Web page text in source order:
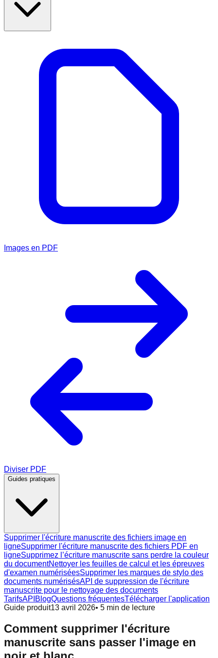
Images en PDF
Diviser PDF
Guides pratiques
Supprimer l'écriture manuscrite des fichiers image en
ligneSupprimer l'écriture manuscrite des fichiers PDF en
ligneSupprimez l’écriture manuscrite sans perdre la couleur
du documentNettoyer les feuilles de calcul et les épreuves
d'examen numériséesSupprimer les marques de stylo des
documents numérisésAPI de suppression de l'écriture
manuscrite pour le nettoyage des documents
TarifsAPI BlogQuestions fréquentesTélécharger l'application
Guide produit13 avril 2026• 5 min de lecture
Comment supprimer l'écriture
manuscrite sans passer l'image en